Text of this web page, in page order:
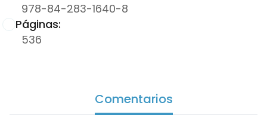
978-84-283-1640-8
Páginas:
536
Comentarios